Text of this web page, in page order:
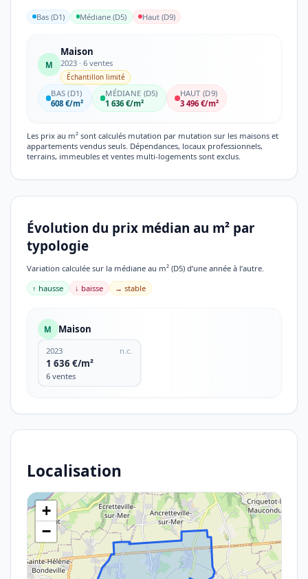
Bas (D1) Médiane (D5) Haut (D9)
M
Maison
2023 · 6 ventes
Échantillon limité
BAS (D1)
608 €/m²
MÉDIANE (D5)
1 636 €/m²
HAUT (D9)
3 496 €/m²
Les prix au m² sont calculés mutation par mutation sur les maisons et
appartements vendus seuls. Dépendances, locaux professionnels,
terrains, immeubles et ventes multi-logements sont exclus.
Évolution du prix médian au m² par
typologie
Variation calculée sur la médiane au m² (D5) d’une année à l’autre.
↑ hausse
↓ baisse → stable
M Maison
2023 n.c.
1 636 €/m²
6 ventes
Localisation
+
−